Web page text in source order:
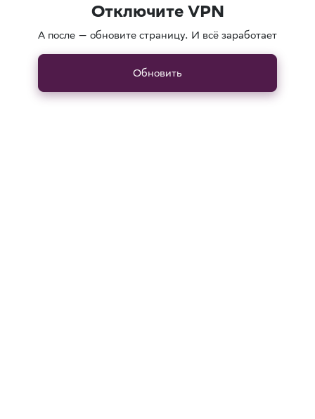
Отключите VPN
А после — обновите страницу. И всё заработает
Обновить